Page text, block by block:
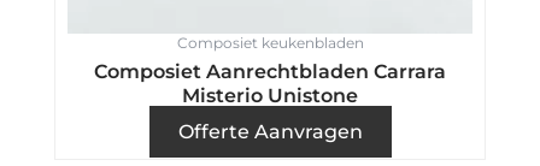
Composiet keukenbladen
Composiet Aanrechtbladen Carrara
Misterio Unistone
Offerte Aanvragen